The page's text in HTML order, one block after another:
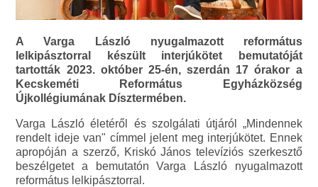
A Varga László nyugalmazott református
lelkipásztorral készült interjúkötet bemutatóját
tartották 2023. október 25-én, szerdán 17 órakor a
Kecskeméti Református Egyházközség
Újkollégiumának Dísztermében.
Varga László életéről és szolgálati útjáról „Mindennek
rendelt ideje van" címmel jelent meg interjúkötet. Ennek
apropóján a szerző, Kriskó János televíziós szerkesztő
beszélgetet a bemutatón Varga László nyugalmazott
református lelkipásztorral.